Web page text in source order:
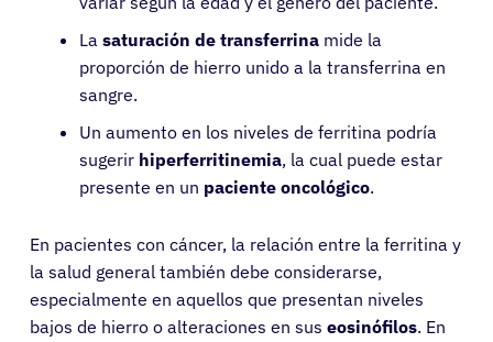
La saturación de transferrina mide la
proporción de hierro unido a la transferrina en
sangre.
Un aumento en los niveles de ferritina podría
sugerir hiperferritinemia, la cual puede estar
presente en un paciente oncológico.
En pacientes con cáncer, la relación entre la ferritina y
la salud general también debe considerarse,
especialmente en aquellos que presentan niveles
bajos de hierro o alteraciones en sus eosinófilos. En